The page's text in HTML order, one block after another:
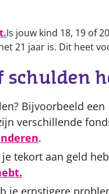
Is jouw kind 18, 19 of
21 jaar is. Dit heet
Bijvoorbeeld een
verschillende
.
tekort aan geld
je ernstigere